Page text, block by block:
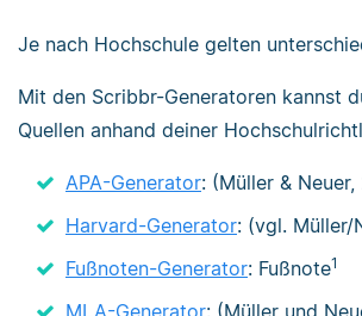
Je nach Hochschule gelten
Mit den Scribbr-Generatoren kannst
Quellen anhand deiner
APA-Generator: (Müller & Neuer,
Harvard-Generator: (vgl. Müller/
Fußnoten-Generator: Fußnote1